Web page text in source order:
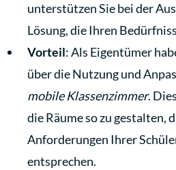
unterstützen Sie bei der
Lösung, die Ihren
Vorteil: Als Eigentümer
über die Nutzung und
mobile Klassenzimmer.
die Räume so zu gestalten,
Anforderungen Ihrer
entsprechen.